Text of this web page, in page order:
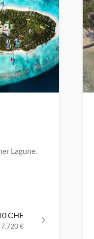
Lagune.
CHF
7.720 €